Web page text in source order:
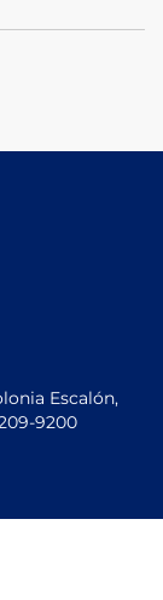
Escalón,
9200